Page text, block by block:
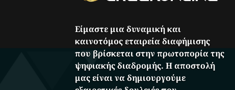
Είμαστε μια δυναμική και
καινοτόμος εταιρεία διαφήμισης
που βρίσκεται στην πρωτοπορία της
ψηφιακής διαδρομής. Η αποστολή
μας είναι να δημιουργούμε